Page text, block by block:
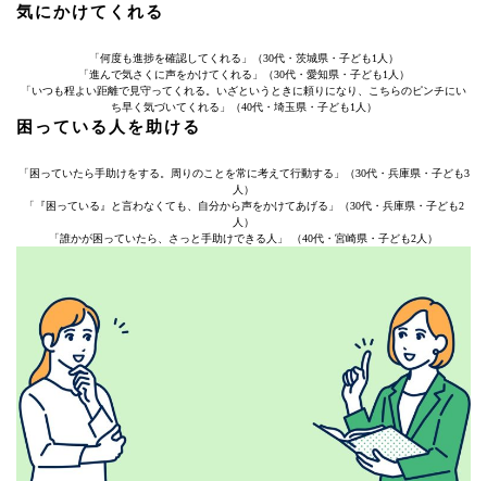
気にかけてくれる
「何度も進捗を確認してくれる」（30代・茨城県・子ども1人）
「進んで気さくに声をかけてくれる」（30代・愛知県・子ども1人）
「いつも程よい距離で見守ってくれる。いざというときに頼りになり、こちらのピンチにい
ち早く気づいてくれる」（40代・埼玉県・子ども1人）
困っている人を助ける
「困っていたら手助けをする。周りのことを常に考えて行動する」（30代・兵庫県・子ども3
人）
「『困っている』と言わなくても、自分から声をかけてあげる」（30代・兵庫県・子ども2
人）
「誰かが困っていたら、さっと手助けできる人」 （40代・宮崎県・子ども2人）